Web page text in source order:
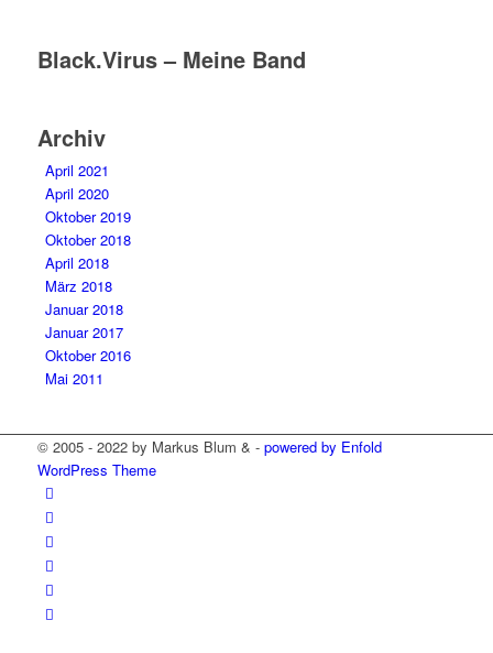
Black.Virus – Meine Band
Archiv
April 2021
April 2020
Oktober 2019
Oktober 2018
April 2018
März 2018
Januar 2018
Januar 2017
Oktober 2016
Mai 2011
© 2005 - 2022 by Markus Blum & - powered by Enfold
WordPress Theme